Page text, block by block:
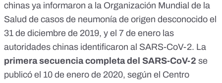
chinas ya informaron a la Organización Mundial de la
Salud de casos de neumonía de origen desconocido el
31 de diciembre de 2019, y el 7 de enero las
autoridades chinas identificaron al SARS-CoV-2. La
primera secuencia completa del SARS-CoV-2 se
publicó el 10 de enero de 2020, según el Centro